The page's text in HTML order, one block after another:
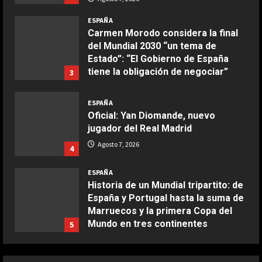
3
ESPAÑA
Carmen Morodo considera la final
del Mundial 2030 “un tema de
Estado”: “El Gobierno de España
tiene la obligación de negociar”
4
ESPAÑA
Oficial: Yan Diomande, nuevo
jugador del Real Madrid
Agosto 7, 2026
5
ESPAÑA
Historia de un Mundial tripartito: de
España y Portugal hasta la suma de
Marruecos y la primera Copa del
Mundo en tres continentes
COCINA
Boquerones fritos en freidora de
aire
Aprile 24, 2026
Buñuelos de alcachofas
Aprile 5, 2026
Ternera guisada con senderuelas
Ensalada de habas y alcachofas con
langostinos